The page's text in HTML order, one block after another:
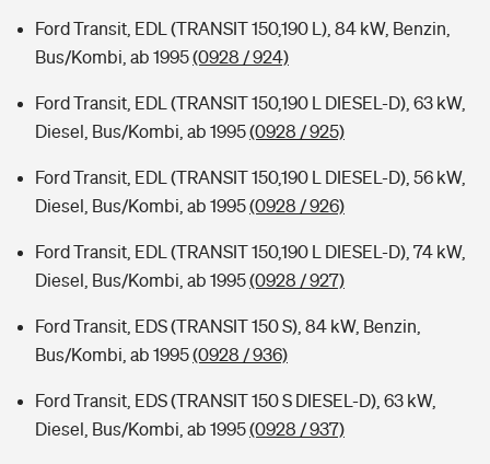
Ford Transit, EDL (TRANSIT 150,190 L), 84 kW, Benzin,
Bus/Kombi, ab 1995(0928 / 924)
Ford Transit, EDL (TRANSIT 150,190 L DIESEL-D), 63 kW,
Diesel, Bus/Kombi, ab 1995(0928 / 925)
Ford Transit, EDL (TRANSIT 150,190 L DIESEL-D), 56 kW,
Diesel, Bus/Kombi, ab 1995(0928 / 926)
Ford Transit, EDL (TRANSIT 150,190 L DIESEL-D), 74 kW,
Diesel, Bus/Kombi, ab 1995(0928 / 927)
Ford Transit, EDS (TRANSIT 150 S), 84 kW, Benzin,
Bus/Kombi, ab 1995(0928 / 936)
Ford Transit, EDS (TRANSIT 150 S DIESEL-D), 63 kW,
Diesel, Bus/Kombi, ab 1995(0928 / 937)